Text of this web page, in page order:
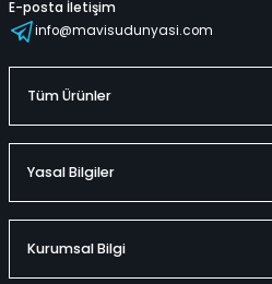
E-posta İletişim
info@mavisudunyasi.com
Tüm Ürünler
Yasal Bilgiler
Kurumsal Bilgi